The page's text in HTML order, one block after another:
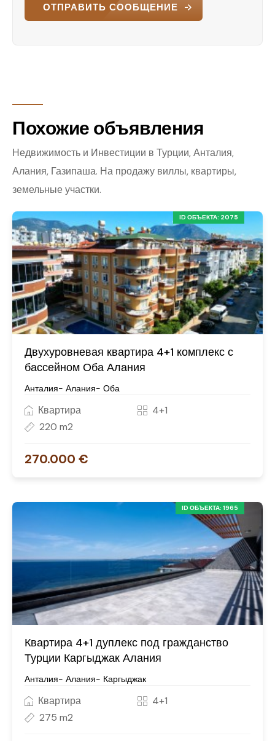
ОТПРАВИТЬ СООБЩЕНИЕ
Похожие объявления
Недвижимость и Инвестиции в Турции, Анталия,
Алания, Газипаша. На продажу виллы, квартиры,
земельные участки.
ID ОБЪЕКТА: 2075
Двухуровневая квартира 4+1 комплекс с
бассейном Оба Алания
Анталия- Алания- Оба
Квартира
4+1
220 m2
270.000 €
ID ОБЪЕКТА: 1965
Квартира 4+1 дуплекс под гражданство
Турции Каргыджак Алания
Анталия- Алания- Каргыджак
Квартира
4+1
275 m2